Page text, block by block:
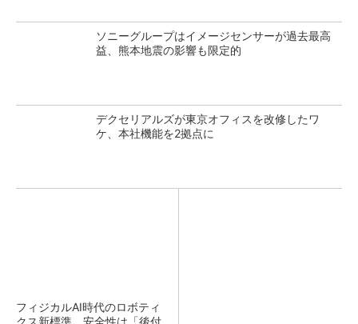
ソニーグループはイメージセンサーが過去最高
益、熊本地震の影響も限定的
デクセリアルズが東京オフィスを改修したワ
ケ、本社機能を2拠点に
フィジカルAI時代のロボティ
クス新標準、安全性は「後付